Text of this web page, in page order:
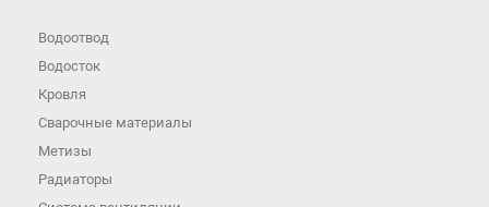
Водоотвод
Водосток
Кровля
Сварочные материалы
Метизы
Радиаторы